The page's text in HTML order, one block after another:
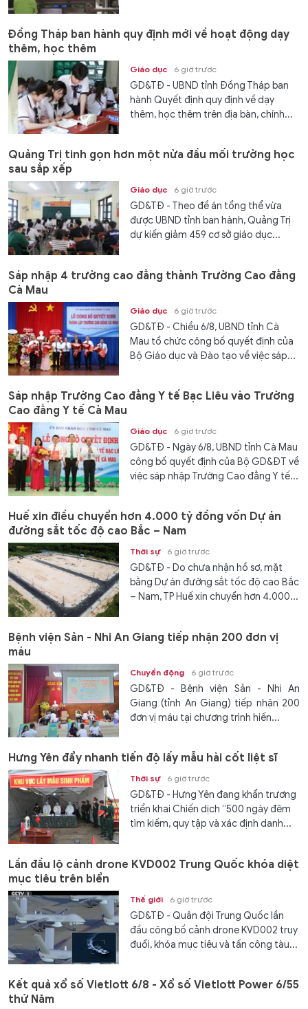
Đồng Tháp ban hành quy định mới về hoạt động dạy
thêm, học thêm
Giáo dục 6 giờ trước
GD&TĐ - UBND tỉnh Đồng Tháp ban
hành Quyết định quy định về dạy
thêm, học thêm trên địa bàn, chính...
Quảng Trị tinh gọn hơn một nửa đầu mối trường học
sau sắp xếp
Giáo dục 6 giờ trước
GD&TĐ - Theo đề án tổng thể vừa
được UBND tỉnh ban hành, Quảng Trị
dự kiến giảm 459 cơ sở giáo dục...
Sáp nhập 4 trường cao đẳng thành Trường Cao đẳng
Cà Mau
Giáo dục 6 giờ trước
GD&TĐ - Chiều 6/8, UBND tỉnh Cà
Mau tổ chức công bố quyết định của
Bộ Giáo dục và Đào tạo về việc sáp...
Sáp nhập Trường Cao đẳng Y tế Bạc Liêu vào Trường
Cao đẳng Y tế Cà Mau
Giáo dục 6 giờ trước
GD&TĐ - Ngày 6/8, UBND tỉnh Cà Mau
công bố quyết định của Bộ GD&ĐT về
việc sáp nhập Trường Cao đẳng Y tế...
Huế xin điều chuyển hơn 4.000 tỷ đồng vốn Dự án
đường sắt tốc độ cao Bắc – Nam
Thời sự 6 giờ trước
GD&TĐ - Do chưa nhận hồ sơ, mặt
bằng Dự án đường sắt tốc độ cao Bắc
– Nam, TP Huế xin chuyển hơn 4.000...
Bệnh viện Sản - Nhi An Giang tiếp nhận 200 đơn vị
máu
Chuyển động 6 giờ trước
GD&TĐ - Bệnh viện Sản - Nhi An
Giang (tỉnh An Giang) tiếp nhận 200
đơn vị máu tại chương trình hiến...
Hưng Yên đẩy nhanh tiến độ lấy mẫu hài cốt liệt sĩ
Thời sự 6 giờ trước
GD&TĐ - Hưng Yên đang khẩn trương
triển khai Chiến dịch “500 ngày đêm
tìm kiếm, quy tập và xác định danh...
Lần đầu lộ cảnh drone KVD002 Trung Quốc khóa diệt
mục tiêu trên biển
Thế giới 6 giờ trước
GD&TĐ - Quân đội Trung Quốc lần
đầu công bố cảnh drone KVD002 truy
đuổi, khóa mục tiêu và tấn công tàu...
Kết quả xổ số Vietlott 6/8 - Xổ số Vietlott Power 6/55
thứ Năm